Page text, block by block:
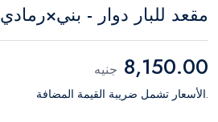
مقعد للبار دوار - بني×رمادي
8,150.00 جنيه
.الأسعار تشمل ضريبة القيمة المضافة